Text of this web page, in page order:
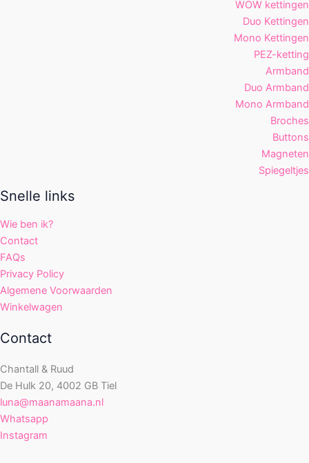
WOW kettingen
Duo Kettingen
Mono Kettingen
PEZ-ketting
Armband
Duo Armband
Mono Armband
Broches
Buttons
Magneten
Spiegeltjes
Snelle links
Wie ben ik?
Contact
FAQs
Privacy Policy
Algemene Voorwaarden
Winkelwagen
Contact
Chantall & Ruud
De Hulk 20, 4002 GB Tiel
luna@maanamaana.nl
Whatsapp
Instagram